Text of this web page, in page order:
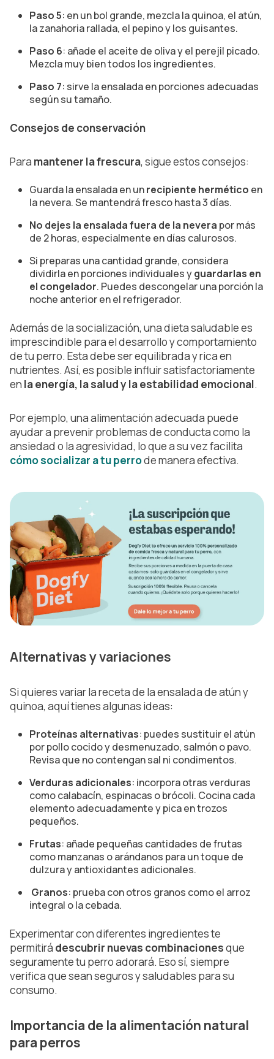
Paso 5: en un bol grande, mezcla la quinoa, el atún,
la zanahoria rallada, el pepino y los guisantes.
Paso 6: añade el aceite de oliva y el perejil picado.
Mezcla muy bien todos los ingredientes.
Paso 7: sirve la ensalada en porciones adecuadas
según su tamaño.
Consejos de conservación
Para mantener la frescura, sigue estos consejos:
Guarda la ensalada en unrecipiente hermético en
la nevera. Se mantendrá fresco hasta 3 días.
No dejes la ensalada fuera de la nevera por más
de 2 horas, especialmente en días calurosos.
Si preparas una cantidad grande, considera
dividirla en porciones individuales yguardarlas en
el congelador. Puedes descongelar una porción la
noche anterior en el refrigerador.
Además de la socialización, una dieta saludable es
imprescindible para el desarrollo y comportamiento
de tu perro. Esta debe ser equilibrada y rica en
nutrientes. Así, es posible influir satisfactoriamente
en la energía, la salud y la estabilidad emocional.
Por ejemplo, una alimentación adecuada puede
ayudar a prevenir problemas de conducta como la
ansiedad o la agresividad, lo que a su vez facilita
cómo socializar a tu perrode manera efectiva.
Alternativas y variaciones
Si quieres variar la receta de la ensalada de atún y
quinoa, aquí tienes algunas ideas:
Proteínas alternativas: puedes sustituir el atún
por pollo cocido y desmenuzado, salmón o pavo.
Revisa que no contengan sal ni condimentos.
Verduras adicionales: incorpora otras verduras
como calabacín, espinacas o brócoli. Cocina cada
elemento adecuadamente y pica en trozos
pequeños.
Frutas: añade pequeñas cantidades de frutas
como manzanas o arándanos para un toque de
dulzura y antioxidantes adicionales.
Granos: prueba con otros granos como el arroz
integral o la cebada.
Experimentar con diferentes ingredientes te
permitirá descubrir nuevas combinacionesque
seguramente tu perro adorará. Eso sí, siempre
verifica que sean seguros y saludables para su
consumo.
Importancia de la alimentación natural
para perros